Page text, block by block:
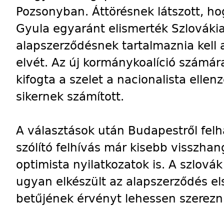
Pozsonyban. Áttörésnek látszott,
Gyula egyaránt elismerték
alapszerződésnek tartalmaznia
elvét. Az új kormánykoalíció
kifogta a szelet a nacionalista
sikernek számított.
A választások után Budapestről
szólító felhívás már kisebb
optimista nyilatkozatok is. A
ugyan elkészült az alapszerződés
betűjének érvényt lehessen